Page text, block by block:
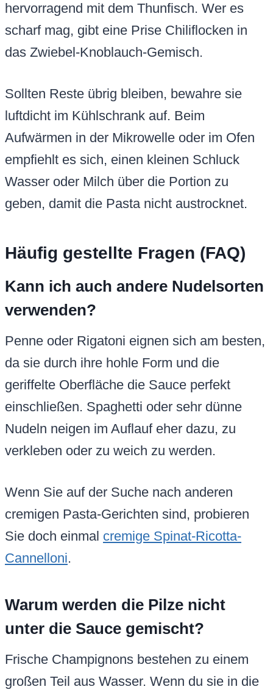
hervorragend mit dem Thunfisch. Wer es
scharf mag, gibt eine Prise Chiliflocken in
das Zwiebel-Knoblauch-Gemisch.
Sollten Reste übrig bleiben, bewahre sie
luftdicht im Kühlschrank auf. Beim
Aufwärmen in der Mikrowelle oder im Ofen
empfiehlt es sich, einen kleinen Schluck
Wasser oder Milch über die Portion zu
geben, damit die Pasta nicht austrocknet.
Häufig gestellte Fragen (FAQ)
Kann ich auch andere Nudelsorten
verwenden?
Penne oder Rigatoni eignen sich am besten,
da sie durch ihre hohle Form und die
geriffelte Oberfläche die Sauce perfekt
einschließen. Spaghetti oder sehr dünne
Nudeln neigen im Auflauf eher dazu, zu
verkleben oder zu weich zu werden.
Wenn Sie auf der Suche nach anderen
cremigen Pasta-Gerichten sind, probieren
Sie doch einmal cremige Spinat-Ricotta-
Cannelloni.
Warum werden die Pilze nicht
unter die Sauce gemischt?
Frische Champignons bestehen zu einem
großen Teil aus Wasser. Wenn du sie in die